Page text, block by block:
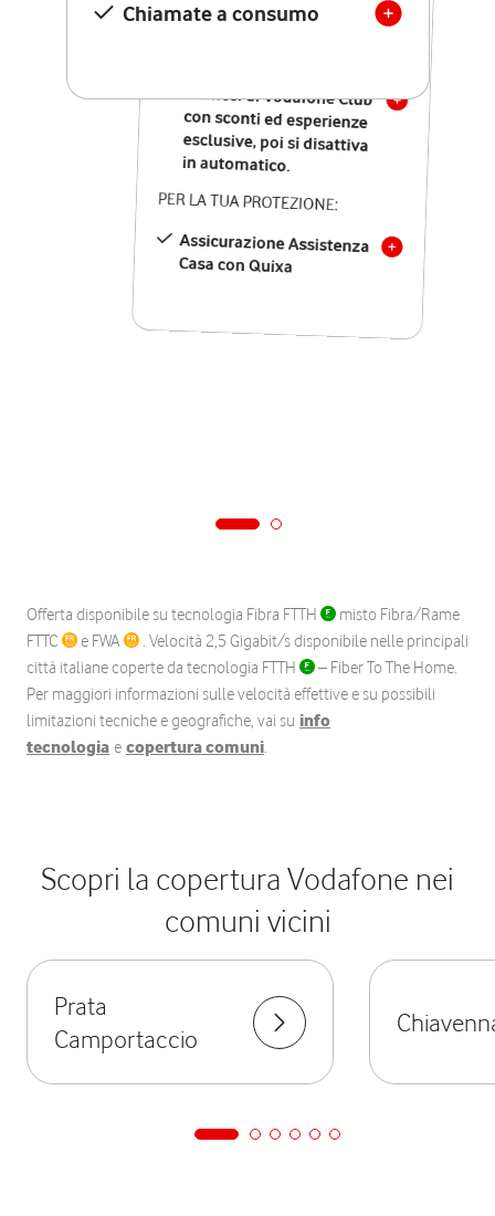
Chiamate a consumo
nazionali
12 mesi di Vodafone Club
con sconti ed esperienze
esclusive, poi si disattiva
in automatico.
PER LA TUA PROTEZIONE:
Assicurazione Assistenza
Casa con Quixa
Offerta disponibile su tecnologia Fibra FTTH
misto Fibra/Rame
FTTC
e FWA
. Velocità 2,5 Gigabit/s disponibile nelle principali
città italiane coperte da tecnologia FTTH
– Fiber To The Home.
Per maggiori informazioni sulle velocità effettive e su possibili
limitazioni tecniche e geografiche, vai su info
tecnologia e copertura comuni.
Scopri la copertura Vodafone nei
comuni vicini
Prata
Camportaccio